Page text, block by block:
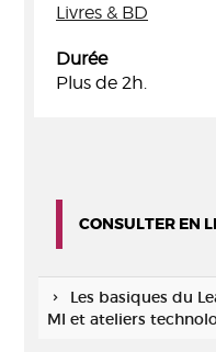
Livres & BD
Durée
Plus de 2h.
CONSULTER EN
Les basiques du
MI et ateliers